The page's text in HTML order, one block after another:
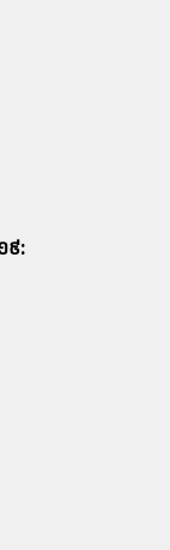
៩: